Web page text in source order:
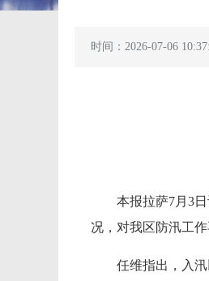
时间：2026-07-06
本报拉萨7月3
况，对我区防汛工作
任维指出，入